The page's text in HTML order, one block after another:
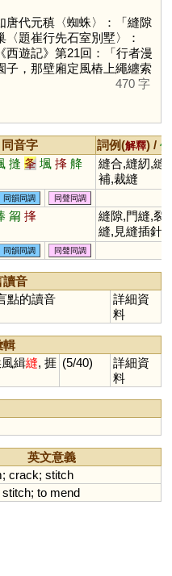
唐代元稹〈蜘蛛〉：「縫隙
題崔行先石室別墅〉：
西遊記》第21回：「行者漫
子，那壁廂定風樁上繩纏索
470 字
同音字 詞例(解釋) /
摓 夆 堸 捀 舽
縫合,縫紉,縫
補,裁縫
同韻同調 同聲同調
甮 捀
縫隙,門縫,裂
縫,見縫插針,
衣無縫
同韻同調 同聲同調
讀音
點的讀音
詳細資
料
輯
緝縫, 捱 (5/40)
詳細資
料
英文意義
; crack; stitch
stitch; to mend